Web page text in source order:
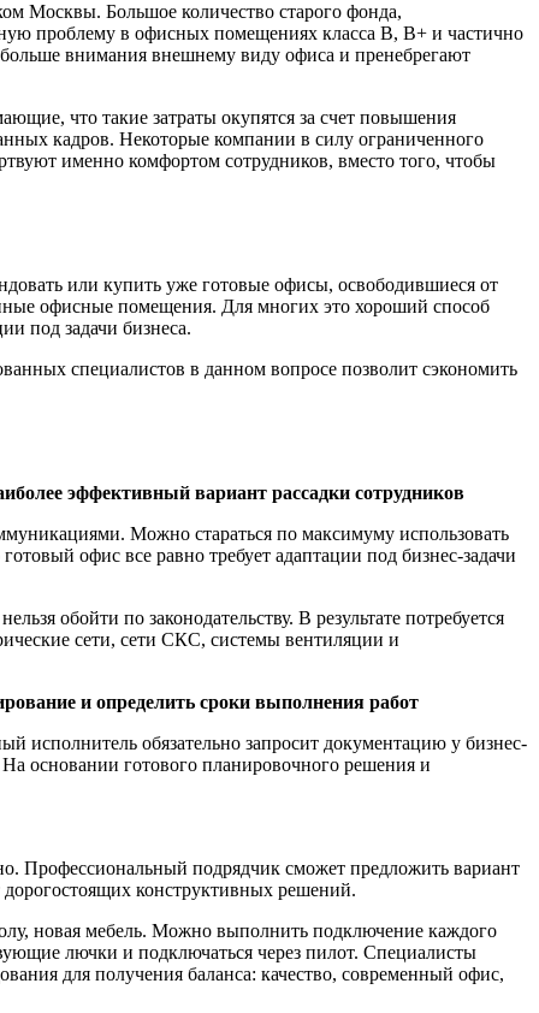
Москвы. Большое количество старого фонда,
проблему в офисных помещениях класса В, В+ и частично
внимания внешнему виду офиса и пренебрегают
что такие затраты окупятся за счет повышения
кадров. Некоторые компании в силу ограниченного
именно комфортом сотрудников, вместо того, чтобы
или купить уже готовые офисы, освободившиеся от
офисные помещения. Для многих это хороший способ
под задачи бизнеса.
специалистов в данном вопросе позволит сэкономить
эффективный вариант рассадки сотрудников
Можно стараться по максимуму использовать
офис все равно требует адаптации под бизнес-задачи
обойти по законодательству. В результате потребуется
сети, сети СКС, системы вентиляции и
и определить сроки выполнения работ
исполнитель обязательно запросит документацию у бизнес-
основании готового планировочного решения и
Профессиональный подрядчик сможет предложить вариант
конструктивных решений.
новая мебель. Можно выполнить подключение каждого
лючки и подключаться через пилот. Специалисты
для получения баланса: качество, современный офис,